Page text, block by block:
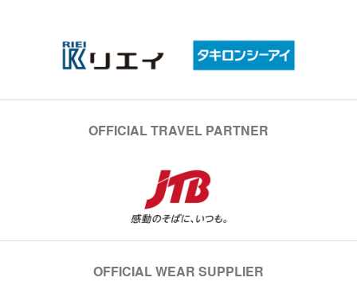
OFFICIAL TRAVEL PARTNER
OFFICIAL WEAR SUPPLIER